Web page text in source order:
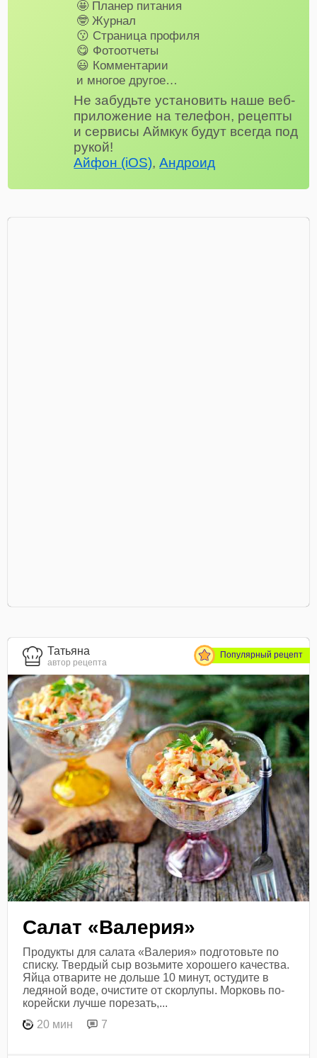
🤩 Планер питания
🤓 Журнал
😗 Страница профиля
😋 Фотоотчеты
😃 Комментарии
и многое другое…
Не забудьте установить наше веб-
приложение на телефон, рецепты
и сервисы Аймкук будут всегда под
рукой!
Айфон (iOS),Андроид
Татьяна
автор рецепта
Популярный рецепт
Салат «Валерия»
Продукты для салата «Валерия» подготовьте по
списку. Твердый сыр возьмите хорошего качества.
Яйца отварите не дольше 10 минут, остудите в
ледяной воде, очистите от скорлупы. Морковь по-
корейски лучше порезать,...
20 мин
7